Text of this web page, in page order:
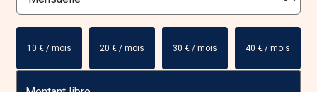
10 € / mois 20 € / mois 30 € / mois 40 € / mois